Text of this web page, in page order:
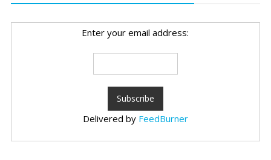
Enter your email address:
Delivered by FeedBurner